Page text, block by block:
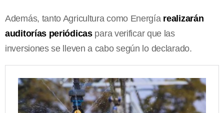
Además, tanto Agricultura como Energía realizarán
auditorías periódicaspara verificar que las
inversiones se lleven a cabo según lo declarado.